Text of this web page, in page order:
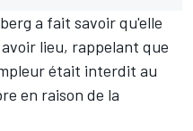
a fait savoir qu'elle
lieu, rappelant que
était interdit au
en raison de la